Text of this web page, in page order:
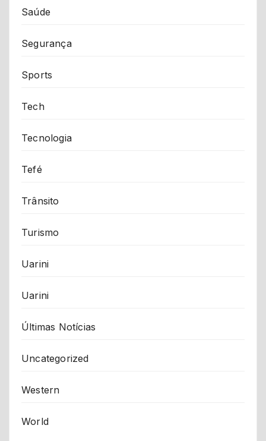
Saúde
Segurança
Sports
Tech
Tecnologia
Tefé
Trânsito
Turismo
Uarini
Uarini
Últimas Notícias
Uncategorized
Western
World